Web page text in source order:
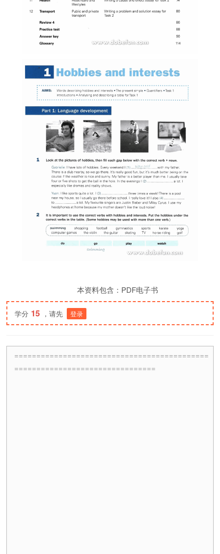
本资料包含：PDF电子书
学分 15 ，请先 登录
============================================
================================